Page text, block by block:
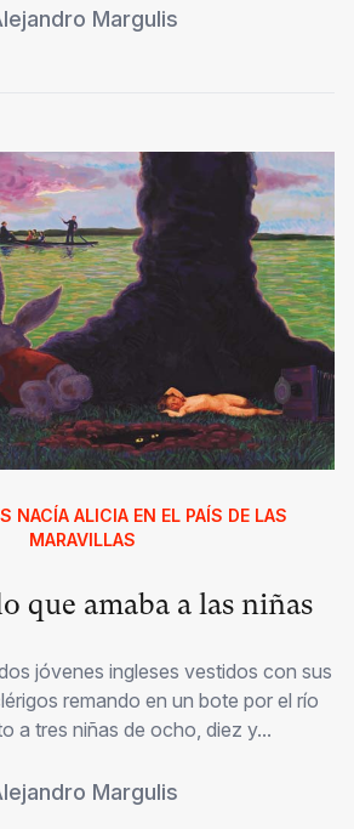
Margulis
NACÍA ALICIA EN EL PAÍS DE LAS
MARAVILLAS
que amaba a las niñas
jóvenes ingleses vestidos con sus
remando en un bote por el río
a tres niñas de ocho, diez y...
Margulis